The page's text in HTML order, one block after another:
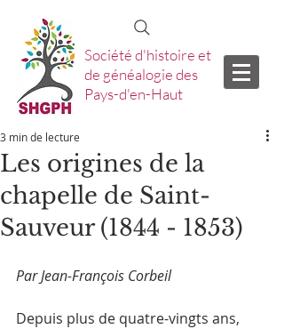
Société d'histoire et
de généalogie des
Pays-d'en-Haut
Les origines de la
chapelle de Saint-
Sauveur (1844 - 1853)
3 min de lecture
Par Jean-François Corbeil
Depuis plus de quatre-vingts ans,